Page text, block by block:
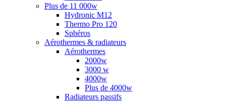
Plus de 11 000w
Hydronic M12
Thermo Pro 120
Sphéros
Aérothermes & radiateurs
Aérothermes
2000w
3000 w
4000w
Plus de 4000w
Radiateurs passifs